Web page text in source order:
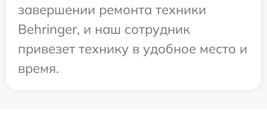
завершении ремонта техники
Behringer, и наш сотрудник
привезет технику в удобное место и
время.